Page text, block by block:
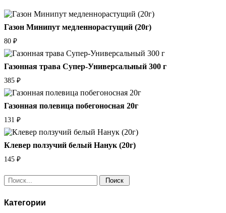
Газон Минипут медленнорастущий (20г)
80 ₽
Газонная трава Супер-Универсальный 300 г
385 ₽
Газонная полевица побегоносная 20г
131 ₽
Клевер ползучий белый Нанук (20г)
145 ₽
Поиск:
Категории